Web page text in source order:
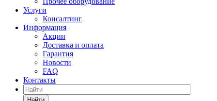
Услуги
Консалтинг
Информация
Акции
Доставка и оплата
Гарантия
Новости
FAQ
Контакты